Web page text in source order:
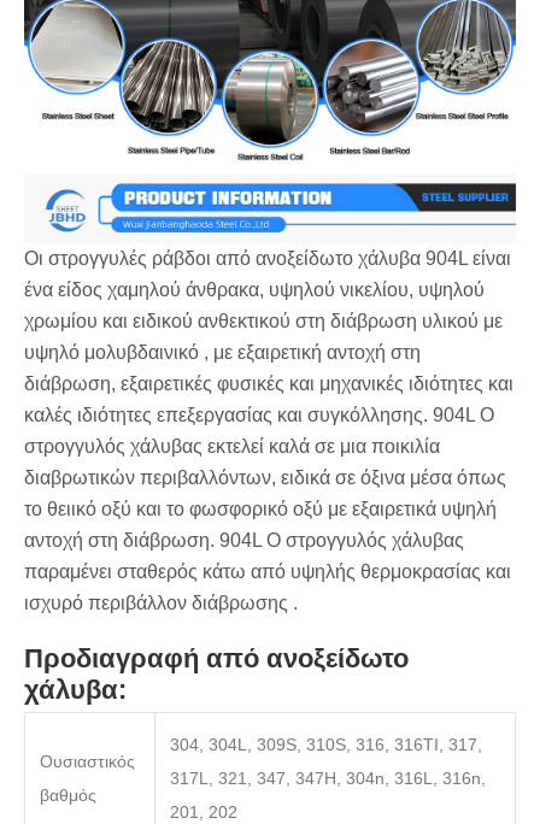
Οι στρογγυλές ράβδοι από ανοξείδωτο χάλυβα 904L είναι
ένα είδος χαμηλού άνθρακα, υψηλού νικελίου, υψηλού
χρωμίου και ειδικού ανθεκτικού στη διάβρωση υλικού με
υψηλό μολυβδαινικό ‌, με εξαιρετική αντοχή στη
διάβρωση, εξαιρετικές φυσικές και μηχανικές ιδιότητες και
καλές ιδιότητες επεξεργασίας και συγκόλλησης. 904L Ο
στρογγυλός χάλυβας εκτελεί καλά σε μια ποικιλία
διαβρωτικών περιβαλλόντων, ειδικά σε όξινα μέσα όπως
το θειικό οξύ και το φωσφορικό οξύ με εξαιρετικά υψηλή
αντοχή στη διάβρωση. 904L Ο στρογγυλός χάλυβας
παραμένει σταθερός κάτω από υψηλής θερμοκρασίας και
ισχυρό περιβάλλον διάβρωσης ‌.
Προδιαγραφή από ανοξείδωτο
χάλυβα:
Ουσιαστικός
βαθμός
304, 304L, 309S, 310S, 316, 316TI, 317,
317L, 321, 347, 347H, 304n, 316L, 316n,
201, 202